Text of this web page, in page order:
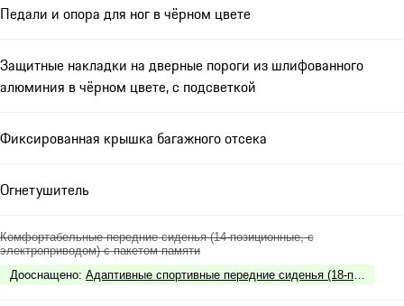
Педали и опора для ног в чёрном цвете
Защитные накладки на дверные пороги из шлифованного
алюминия в чёрном цвете, с подсветкой
Фиксированная крышка багажного отсека
Огнетушитель
Комфортабельные передние сиденья (14-позиционные, с
электроприводом) с пакетом памяти
Дооснащено: Адаптивные спортивные передние сиденья (18-